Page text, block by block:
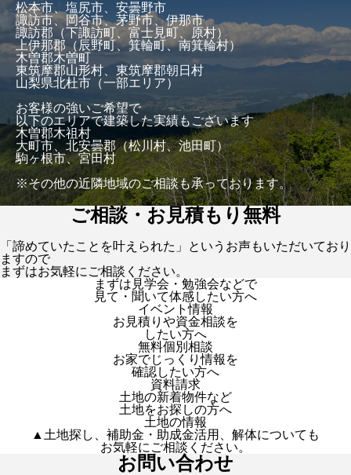
松本市、塩尻市、安曇野市
諏訪市、岡谷市、茅野市、伊那市
諏訪郡（下諏訪町、富士見町、原村）
上伊那郡（辰野町、箕輪町、南箕輪村）
木曽郡木曽町
東筑摩郡山形村、東筑摩郡朝日村
山梨県北杜市（一部エリア）
お客様の強いご希望で
以下のエリアで建築した実績もございます
木曽郡木祖村
大町市、北安曇郡（松川村、池田町）
駒ヶ根市、宮田村
※その他の近隣地域のご相談も承っております。
ご相談・お見積もり無料
「諦めていたことを叶えられた」というお声もいただいており
ますので
まずはお気軽にご相談ください。
まずは見学会・勉強会などで
見て・聞いて体感したい方へ
イベント情報
お見積りや資金相談を
したい方へ
無料個別相談
お家でじっくり情報を
確認したい方へ
資料請求
土地の新着物件など
土地をお探しの方へ
土地の情報
▲土地探し、補助金・助成金活用、解体についても
お気軽にご相談ください。
お問い合わせ